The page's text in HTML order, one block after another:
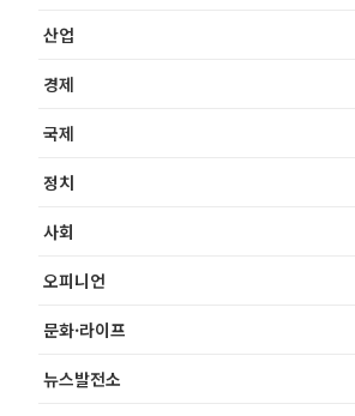
산업
경제
국제
정치
사회
오피니언
문화·라이프
뉴스발전소